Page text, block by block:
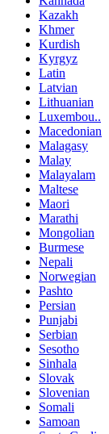
Kazakh
Khmer
Kurdish
Kyrgyz
Latin
Latvian
Lithuanian
Luxembou..
Macedonian
Malagasy
Malay
Malayalam
Maltese
Maori
Marathi
Mongolian
Burmese
Nepali
Norwegian
Pashto
Persian
Punjabi
Serbian
Sesotho
Sinhala
Slovak
Slovenian
Somali
Samoan